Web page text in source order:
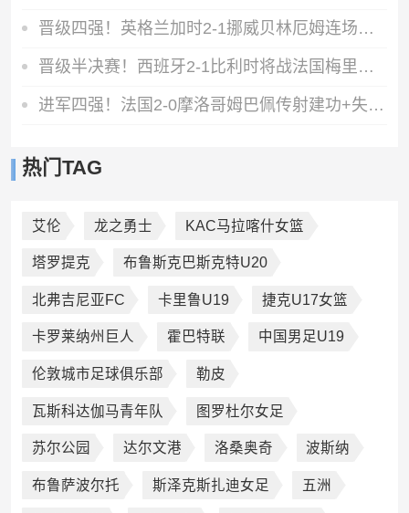
晋级四强！英格兰加时2-1挪威贝林厄姆连场双响谢尔德鲁普破门
晋级半决赛！西班牙2-1比利时将战法国梅里诺替补绝杀拉门斯送礼
进军四强！法国2-0摩洛哥姆巴佩传射建功+失点登贝莱贴地斩
热门TAG
艾伦 龙之勇士 KAC马拉喀什女篮
塔罗提克 布鲁斯克巴斯克特U20
北弗吉尼亚FC 卡里鲁U19 捷克U17女篮
卡罗莱纳州巨人 霍巴特联 中国男足U19
伦敦城市足球俱乐部 勒皮
瓦斯科达伽马青年队 图罗杜尔女足
苏尔公园 达尔文港 洛桑奥奇 波斯纳
布鲁萨波尔托 斯泽克斯扎迪女足 五洲